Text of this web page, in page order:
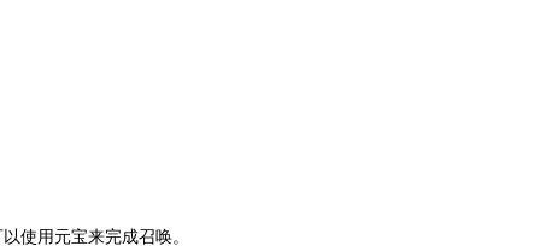
使用元宝来完成召唤。